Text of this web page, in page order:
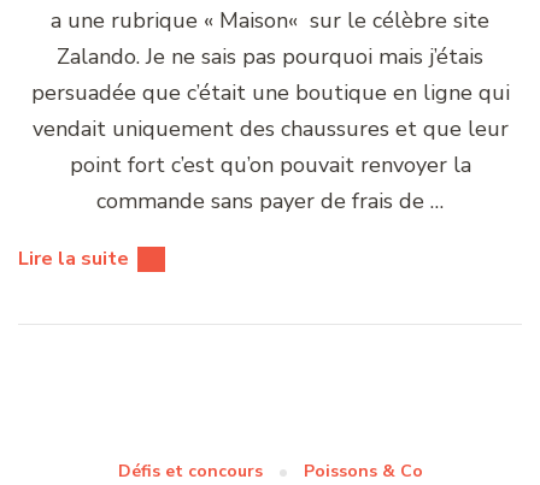
a une rubrique « Maison« sur le célèbre site
Zalando. Je ne sais pas pourquoi mais j’étais
persuadée que c’était une boutique en ligne qui
vendait uniquement des chaussures et que leur
point fort c’est qu’on pouvait renvoyer la
commande sans payer de frais de …
Lire la suite
Défis et concours Poissons & Co